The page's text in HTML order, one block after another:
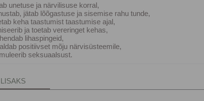
unetuse ja närvilisuse korral,
jätab lõõgastuse ja sisemise rahu tunde,
keha taastumist taastumise ajal,
ja toetab vereringet kehas,
lihaspingeid,
positiivset mõju närvisüsteemile,
seksuaalsust.